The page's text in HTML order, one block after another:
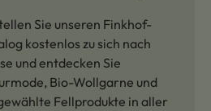
Sie unseren Finkhof-
kostenlos zu sich nach
und entdecken Sie
Bio-Wollgarne und
Fellprodukte in aller